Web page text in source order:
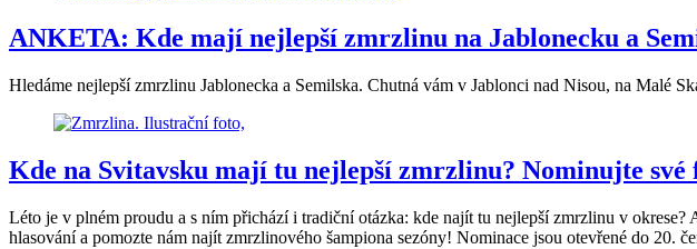
ANKETA: Kde mají nejlepší zmrzlinu na Jablonecku a
Hledáme nejlepší zmrzlinu Jablonecka a Semilska. Chutná vám v Jablonci nad Nisou, na Malé
Kde na Svitavsku mají tu nejlepší zmrzlinu? Nominujte
Léto je v plném proudu a s ním přichází i tradiční otázka: kde najít tu nejlepší zmrzlinu v
hlasování a pomozte nám najít zmrzlinového šampiona sezóny! Nominace jsou otevřené do 20.